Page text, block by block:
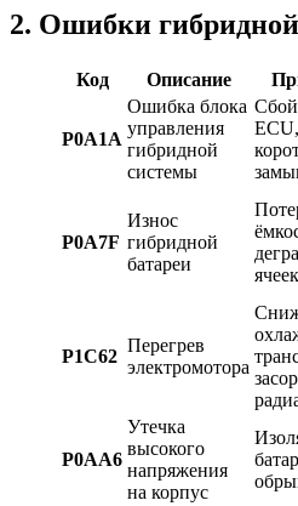
2. Ошибки
Код Описание
P0A1A
Ошибка блока
управления
гибридной
системы
Сбой
ECU,
P0A7F
Износ
гибридной
батареи
ячеек
P1C62
Перегрев
электромотора
засор
P0AA6
Утечка
высокого
напряжения
на корпус